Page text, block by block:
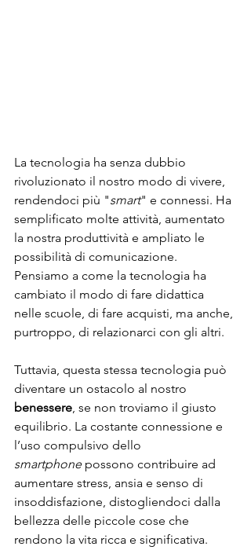
La tecnologia ha senza dubbio
rivoluzionato il nostro modo di vivere,
rendendoci più "smart" e connessi. Ha
semplificato molte attività, aumentato
la nostra produttività e ampliato le
possibilità di comunicazione.
Pensiamo a come la tecnologia ha
cambiato il modo di fare didattica
nelle scuole, di fare acquisti, ma anche,
purtroppo, di relazionarci con gli altri.
Tuttavia, questa stessa tecnologia può
diventare un ostacolo al nostro
benessere , se non troviamo il giusto
equilibrio. La costante connessione e
l’uso compulsivo dello
smartphone possono contribuire ad
aumentare stress, ansia e senso di
insoddisfazione, distogliendoci dalla
bellezza delle piccole cose che
rendono la vita ricca e significativa.